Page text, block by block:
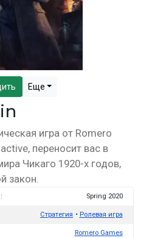
Еще
игра от Romero
переносит вас в
Чикаго 1920-х годов,
закон.
Spring 2020
Стратегия Ролевая игра
Romero Games